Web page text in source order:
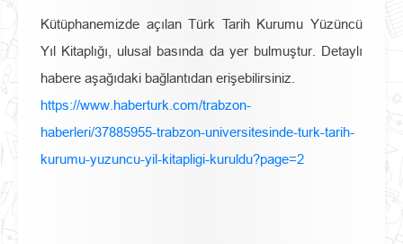
Kütüphanemizde açılan Türk Tarih Kurumu Yüzüncü
Yıl Kitaplığı, ulusal basında da yer bulmuştur. Detaylı
habere aşağıdaki bağlantıdan erişebilirsiniz.
https://www.haberturk.com/trabzon-
haberleri/37885955-trabzon-universitesinde-turk-tarih-
kurumu-yuzuncu-yil-kitapligi-kuruldu?page=2